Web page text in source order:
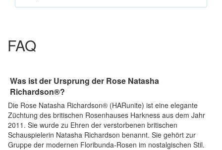
FAQ
Was ist der Ursprung der Rose Natasha
Richardson®?
Die Rose Natasha Richardson® (HARunite) ist eine elegante
Züchtung des britischen Rosenhauses Harkness aus dem Jahr
2011. Sie wurde zu Ehren der verstorbenen britischen
Schauspielerin Natasha Richardson benannt. Sie gehört zur
Gruppe der modernen Floribunda-Rosen im nostalgischen Stil.